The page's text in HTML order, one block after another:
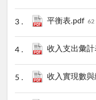
平衡表.pdf 62
收入支出彙
收入實現數